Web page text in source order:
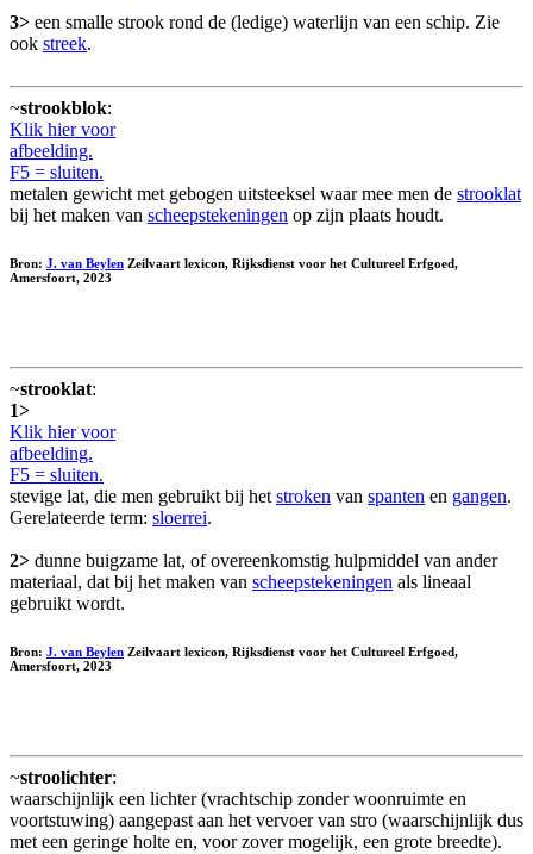
3> een smalle strook rond de (ledige) waterlijn van een schip. Zie
ook streek.
~strookblok:
Klik hier voor
afbeelding.
F5 = sluiten.
metalen gewicht met gebogen uitsteeksel waar mee men de strooklat
bij het maken van scheepstekeningen op zijn plaats houdt.
Bron: J. van Beylen Zeilvaart lexicon, Rijksdienst voor het Cultureel Erfgoed,
Amersfoort, 2023
~strooklat:
1>
Klik hier voor
afbeelding.
F5 = sluiten.
stevige lat, die men gebruikt bij het stroken van spanten en gangen.
Gerelateerde term: sloerrei.
2> dunne buigzame lat, of overeenkomstig hulpmiddel van ander
materiaal, dat bij het maken van scheepstekeningen als lineaal
gebruikt wordt.
Bron: J. van Beylen Zeilvaart lexicon, Rijksdienst voor het Cultureel Erfgoed,
Amersfoort, 2023
~stroolichter:
waarschijnlijk een lichter (vrachtschip zonder woonruimte en
voortstuwing) aangepast aan het vervoer van stro (waarschijnlijk dus
met een geringe holte en, voor zover mogelijk, een grote breedte).